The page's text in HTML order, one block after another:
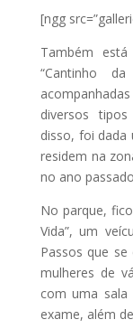
[ngg
Também
“Cantinho
diversos
disso, foi dada
residem na
no ano
No parque,
Vida”, um
Passos que
mulheres de
com uma sala
exame, além